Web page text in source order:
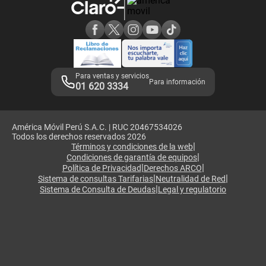
Adquirientes iPhone 6, 6S y SE
Mensaje de Seguridad
Términos y Condiciones de Tienda Claro
Libro de Reclamaciones
Legales de marketplace
Para ventas y servicios
01 620 3334 Para información
América Móvil Perú S.A.C. | RUC 20467534026
Todos los derechos reservados 2026
Términos y condiciones de la web|
Condiciones de garantía de equipos|
Política de Privacidad|Derechos ARCO|
Sistema de consultas Tarifarias|Neutralidad de Red|
Sistema de Consulta de Deudas|Legal y regulatorio